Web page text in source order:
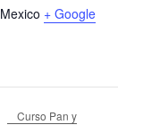
Mexico + Google
Curso Pan y